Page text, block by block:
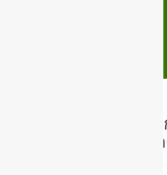
ประชุมคณะกรร
สนับสนุน เทศบา